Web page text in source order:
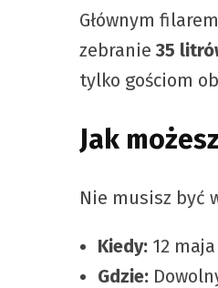
Głównym
zebranie 35
tylko gościom
Jak
Nie musisz być
Kiedy: 12
Gdzie: